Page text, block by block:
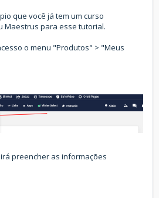
que você já tem um curso
Maestrus para esse tutorial.
o menu "Produtos" > "Meus
preencher as informações